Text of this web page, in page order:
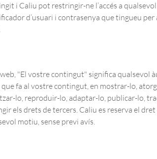
i Caliu pot restringir-ne l’accés a
d’usuari i contrasenya que tingueu
"El vostre contingut" significa qualsevol
fa al vostre contingut, en mostrar-lo,
lo, reproduir-lo, adaptar-lo, publicar-lo,
els drets de tercers. Caliu es reserva el
motiu, sense previ avís.